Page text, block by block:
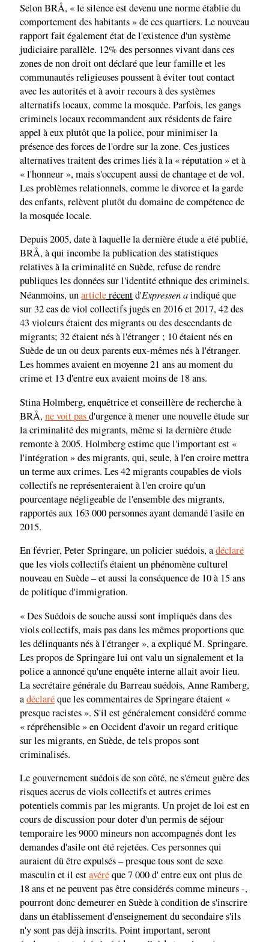
Selon BRÅ, « le silence est devenu une norme établie du
comportement des habitants » de ces quartiers. Le nouveau
rapport fait également état de l'existence d'un système
judiciaire parallèle. 12% des personnes vivant dans ces
zones de non droit ont déclaré que leur famille et les
communautés religieuses poussent à éviter tout contact
avec les autorités et à avoir recours à des systèmes
alternatifs locaux, comme la mosquée. Parfois, les gangs
criminels locaux recommandent aux résidents de faire
appel à eux plutôt que la police, pour minimiser la
présence des forces de l'ordre sur la zone. Ces justices
alternatives traitent des crimes liés à la « réputation » et à
« l'honneur », mais s'occupent aussi de chantage et de vol.
Les problèmes relationnels, comme le divorce et la garde
des enfants, relèvent plutôt du domaine de compétence de
la mosquée locale.
Depuis 2005, date à laquelle la dernière étude a été publié,
BRÅ, à qui incombe la publication des statistiques
relatives à la criminalité en Suède, refuse de rendre
publiques les données sur l'identité ethnique des criminels.
Néanmoins, unarticlerécentd'Expressen aindiqué que
sur 32 cas de viol collectifs jugés en 2016 et 2017, 42 des
43 violeurs étaient des migrants ou des descendants de
migrants; 32 étaient nés à l'étranger ; 10 étaient nés en
Suède de un ou deux parents eux-mêmes nés à l'étranger.
Les hommes avaient en moyenne 21 ans au moment du
crime et 13 d'entre eux avaient moins de 18 ans.
Stina Holmberg, enquêtrice et conseillère de recherche à
BRÅ,ne voit pasd'urgence à mener une nouvelle étude sur
la criminalité des migrants, même si la dernière étude
remonte à 2005. Holmberg estime que l'important est «
l'intégration » des migrants, qui, seule, à l'en croire mettra
un terme aux crimes. Les 42 migrants coupables de viols
collectifs ne représenteraient à l'en croire qu'un
pourcentage négligeable de l'ensemble des migrants,
rapportés aux 163 000 personnes ayant demandé l'asile en
2015.
En février, Peter Springare, un policier suédois, adéclaré
que les viols collectifs étaient un phénomène culturel
nouveau en Suède – et aussi la conséquence de 10 à 15 ans
de politique d'immigration.
« Des Suédois de souche aussi sont impliqués dans des
viols collectifs, mais pas dans les mêmes proportions que
les délinquants nés à l'étranger », a expliqué M. Springare.
Les propos de Springare lui ont valu un signalement et la
police a annoncé qu'une enquête interne allait avoir lieu.
La secrétaire générale du Barreau suédois, Anne Ramberg,
adéclaréque les commentaires de Springare étaient «
presque racistes ». S'il est généralement considéré comme
« répréhensible » en Occident d'avoir un regard critique
sur les migrants, en Suède, de tels propos sont
criminalisés.
Le gouvernement suédois de son côté, ne s'émeut guère des
risques accrus de viols collectifs et autres crimes
potentiels commis par les migrants. Un projet de loi est en
cours de discussion pour doter d'un permis de séjour
temporaire les 9000 mineurs non accompagnés dont les
demandes d'asile ont été rejetées. Ces personnes qui
auraient dû être expulsés – presque tous sont de sexe
masculin et il estavéréque 7 000 d' entre eux ont plus de
18 ans et ne peuvent pas être considérés comme mineurs -,
pourront donc demeurer en Suède à condition de s'inscrire
dans un établissement d'enseignement du secondaire s'ils
n'y sont pas déjà inscrits. Point important, seront